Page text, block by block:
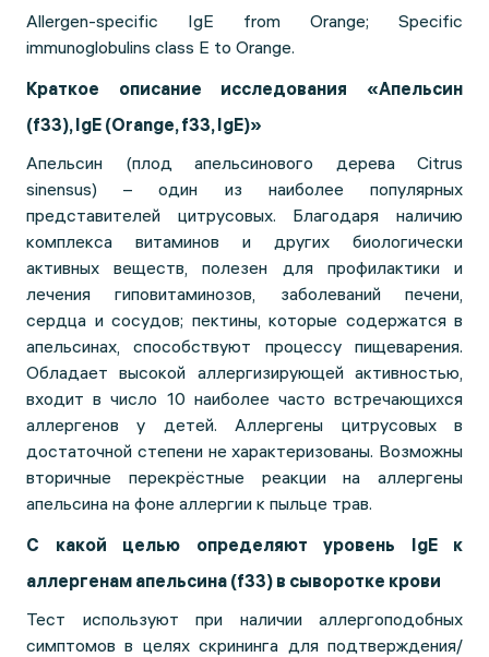
Allergen-specific IgE from Orange; Specific
immunoglobulins class E to Orange.
Краткое описание исследования «Апельсин
(f33), IgE (Orange, f33, IgE)»
Апельсин (плод апельсинового дерева Citrus
sinensus) – один из наиболее популярных
представителей цитрусовых. Благодаря наличию
комплекса витаминов и других биологически
активных веществ, полезен для профилактики и
лечения гиповитаминозов, заболеваний печени,
сердца и сосудов; пектины, которые содержатся в
апельсинах, способствуют процессу пищеварения.
Обладает высокой аллергизирующей активностью,
входит в число 10 наиболее часто встречающихся
аллергенов у детей. Аллергены цитрусовых в
достаточной степени не характеризованы. Возможны
вторичные перекрёстные реакции на аллергены
апельсина на фоне аллергии к пыльце трав.
С какой целью определяют уровень IgE к
аллергенам апельсина (f33) в сыворотке крови
Тест используют при наличии аллергоподобных
симптомов в целях скрининга для подтверждения/